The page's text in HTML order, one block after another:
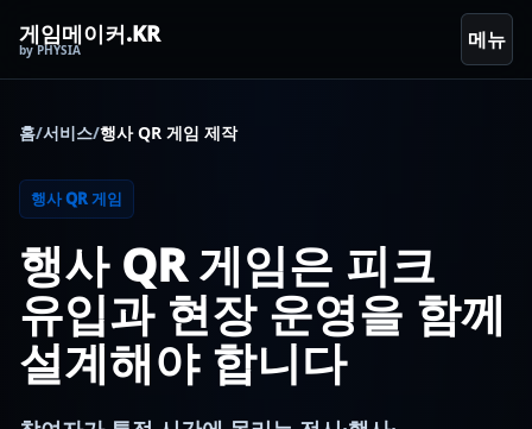
게임메이커.KR
by PHYSIA 메뉴
홈/서비스/행사 QR 게임 제작
행사 QR 게임
행사 QR 게임은 피크
유입과 현장 운영을 함께
설계해야 합니다